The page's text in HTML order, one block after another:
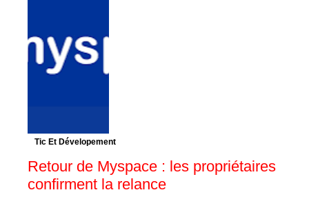
Tic Et Dévelopement
Retour de Myspace : les propriétaires
confirment la relance